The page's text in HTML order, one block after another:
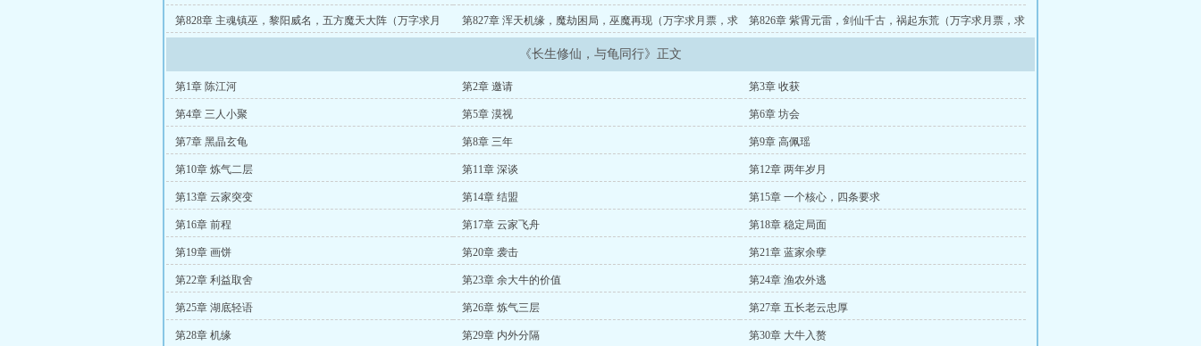
票，求订阅）
第828章 主魂镇巫，黎阳威名，五方魔天大阵（万字求月
第827章 浑天机缘，魔劫困局，巫魔再现（万字求月票，求
第826章 紫霄元雷，剑仙千古，祸起东荒（万字求月票，求
《长生修仙，与龟同行》正文
第1章 陈江河 第2章 邀请 第3章 收获
第4章 三人小聚 第5章 漠视 第6章 坊会
第7章 黑晶玄龟 第8章 三年 第9章 高佩瑶
第10章 炼气二层 第11章 深谈 第12章 两年岁月
第13章 云家突变 第14章 结盟 第15章 一个核心，四条要求
第16章 前程 第17章 云家飞舟 第18章 稳定局面
第19章 画饼 第20章 袭击 第21章 蓝家余孽
第22章 利益取舍 第23章 余大牛的价值 第24章 渔农外逃
第25章 湖底轻语 第26章 炼气三层 第27章 五长老云忠厚
第28章 机缘 第29章 内外分隔 第30章 大牛入赘